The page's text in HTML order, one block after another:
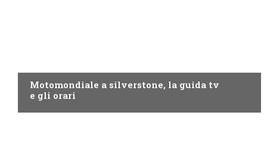
Motomondiale a silverstone, la guida tv
e gli orari